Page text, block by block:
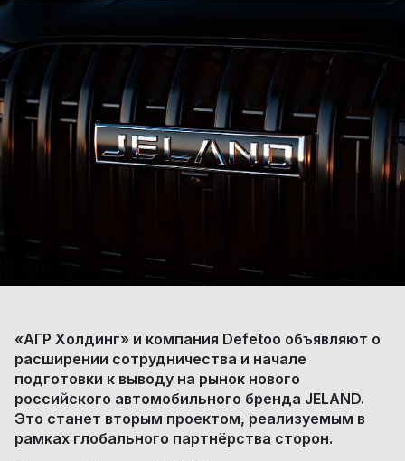
«АГР Холдинг» и компания Defetoo объявляют о
расширении сотрудничества и начале
подготовки к выводу на рынок нового
российского автомобильного бренда JELAND.
Это станет вторым проектом, реализуемым в
рамках глобального партнёрства сторон.